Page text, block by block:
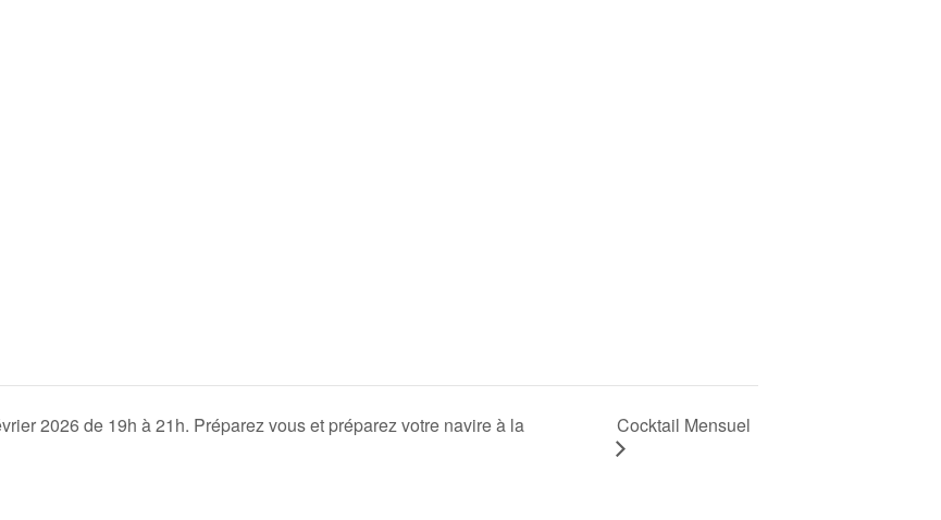
2026 de 19h à 21h. Préparez vous et préparez votre navire à la
Cocktail Mensuel